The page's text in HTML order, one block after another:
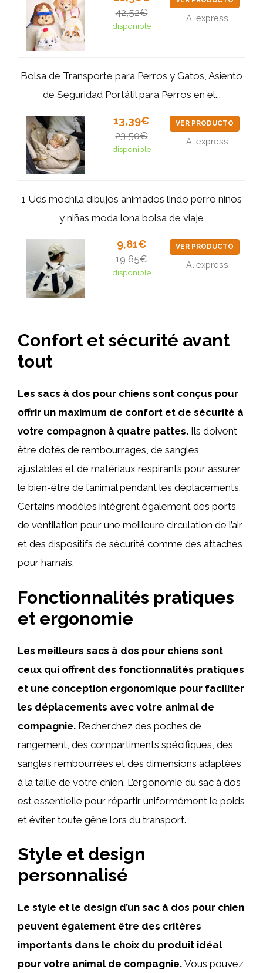
42,52€
disponible
Aliexpress
Bolsa de Transporte para Perros y Gatos, Asiento
de Seguridad Portátil para Perros en el...
13,39€
23,50€
disponible
VER PRODUCTO
Aliexpress
1 Uds mochila dibujos animados lindo perro niños
y niñas moda lona bolsa de viaje
9,81€
19,65€
disponible
VER PRODUCTO
Aliexpress
Confort et sécurité avant
tout
Les sacs à dos pour chiens sont conçus pour
offrir un maximum de confort et de sécurité à
votre compagnon à quatre pattes. Ils doivent
être dotés de rembourrages, de sangles
ajustables et de matériaux respirants pour assurer
le bien-être de l’animal pendant les déplacements.
Certains modèles intègrent également des ports
de ventilation pour une meilleure circulation de l’air
et des dispositifs de sécurité comme des attaches
pour harnais.
Fonctionnalités pratiques
et ergonomie
Les meilleurs sacs à dos pour chiens sont
ceux qui offrent des fonctionnalités pratiques
et une conception ergonomique pour faciliter
les déplacements avec votre animal de
compagnie. Recherchez des poches de
rangement, des compartiments spécifiques, des
sangles rembourrées et des dimensions adaptées
à la taille de votre chien. L’ergonomie du sac à dos
est essentielle pour répartir uniformément le poids
et éviter toute gêne lors du transport.
Style et design
personnalisé
Le style et le design d’un sac à dos pour chien
peuvent également être des critères
importants dans le choix du produit idéal
pour votre animal de compagnie. Vous pouvez